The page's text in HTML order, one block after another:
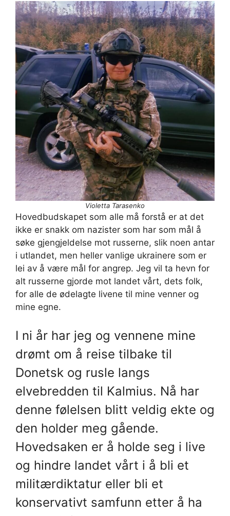
Violetta Tarasenko
Hovedbudskapet som alle må forstå er at det
ikke er snakk om nazister som har som mål å
søke gjengjeldelse mot russerne, slik noen antar
i utlandet, men heller vanlige ukrainere som er
lei av å være mål for angrep. Jeg vil ta hevn for
alt russerne gjorde mot landet vårt, dets folk,
for alle de ødelagte livene til mine venner og
mine egne.
I ni år har jeg og vennene mine
drømt om å reise tilbake til
Donetsk og rusle langs
elvebredden til Kalmius. Nå har
denne følelsen blitt veldig ekte og
den holder meg gående.
Hovedsaken er å holde seg i live
og hindre landet vårt i å bli et
militærdiktatur eller bli et
konservativt samfunn etter å ha